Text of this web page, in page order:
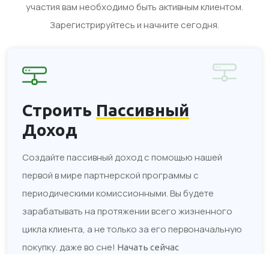
участия вам необходимо быть активным клиентом.
Зарегистрируйтесь и начните сегодня.
Строить Пассивный
Доход
Создайте пассивный доход с помощью нашей
первой в мире партнерской программы с
периодическими комиссионными. Вы будете
зарабатывать на протяжении всего жизненного
цикла клиента, а не только за его первоначальную
покупку. даже во сне! Начать сейчас